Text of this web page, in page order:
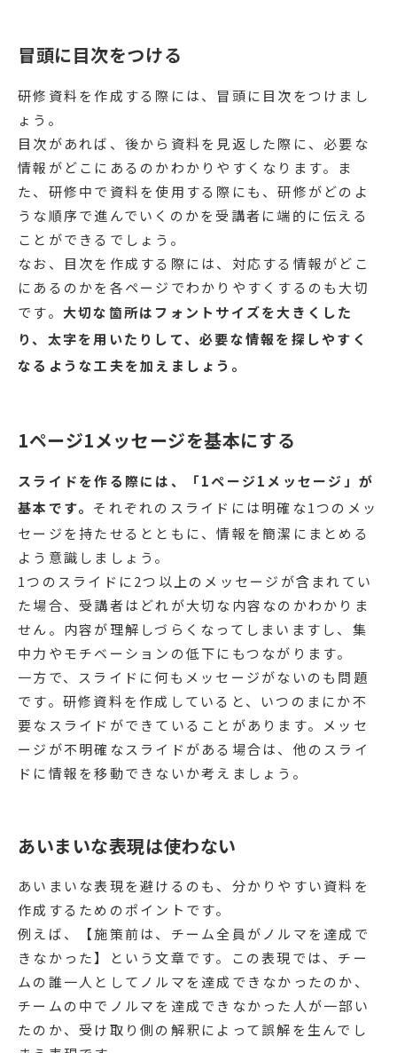
冒頭に目次をつける
研修資料を作成する際には、冒頭に目次をつけまし
ょう。
目次があれば、後から資料を見返した際に、必要な
情報がどこにあるのかわかりやすくなります。ま
た、研修中で資料を使用する際にも、研修がどのよ
うな順序で進んでいくのかを受講者に端的に伝える
ことができるでしょう。
なお、目次を作成する際には、対応する情報がどこ
にあるのかを各ページでわかりやすくするのも大切
です。 大切な箇所はフォントサイズを大きくした
り、太字を用いたりして、必要な情報を探しやすく
なるような工夫を加えましょう。
1ページ1メッセージを基本にする
スライドを作る際には、「1ページ1メッセージ」が
基本です。 それぞれのスライドには明確な1つのメッ
セージを持たせるとともに、情報を簡潔にまとめる
よう意識しましょう。
1つのスライドに2つ以上のメッセージが含まれてい
た場合、受講者はどれが大切な内容なのかわかりま
せん。内容が理解しづらくなってしまいますし、集
中力やモチベーションの低下にもつながります。
一方で、スライドに何もメッセージがないのも問題
です。研修資料を作成していると、いつのまにか不
要なスライドができていることがあります。メッセ
ージが不明確なスライドがある場合は、他のスライ
ドに情報を移動できないか考えましょう。
あいまいな表現は使わない
あいまいな表現を避けるのも、分かりやすい資料を
作成するためのポイントです。
例えば、【施策前は、チーム全員がノルマを達成で
きなかった】という文章です。この表現では、チー
ムの誰一人としてノルマを達成できなかったのか、
チームの中でノルマを達成できなかった人が一部い
たのか、受け取り側の解釈によって誤解を生んでし